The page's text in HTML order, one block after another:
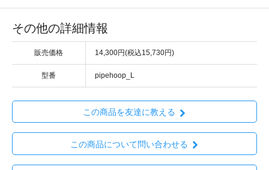
その他の詳細情報
販売価格 14,300円(税込15,730円)
型番 pipehoop_L
この商品を友達に教える
この商品について問い合わせる